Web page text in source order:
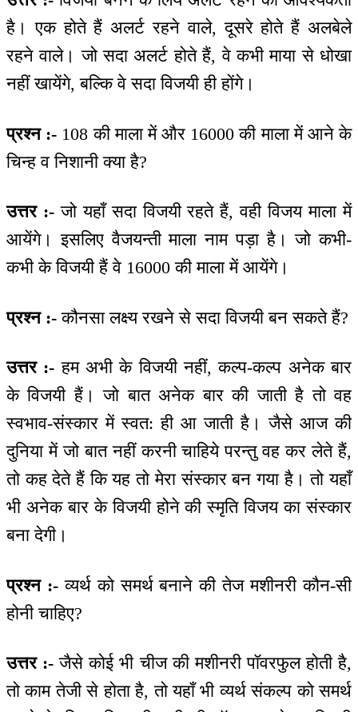
है। एक होते हैं अलर्ट रहने वाले, दूसरे होते हैं अलबेले
रहने वाले। जो सदा अलर्ट होते हैं, वे कभी माया से धोखा
नहीं खायेंगे, बल्कि वे सदा विजयी ही होंगे।
प्रश्न :- 108 की माला में और 16000 की माला में आने के
चिन्ह व निशानी क्या है?
उत्तर :-जो यहाँ सदा विजयी रहते हैं, वही विजय माला में
आयेंगे। इसलिए वैजयन्ती माला नाम पड़ा है। जो कभी-
कभी के विजयी हैं वे 16000 की माला में आयेंगे।
प्रश्न :- कौनसा लक्ष्य रखने से सदा विजयी बन सकते हैं?
उत्तर :- हम अभी के विजयी नहीं, कल्प-कल्प अनेक बार
के विजयी हैं। जो बात अनेक बार की जाती है तो वह
स्वभाव-संस्कार में स्वत: ही आ जाती है। जैसे आज की
दुनिया में जो बात नहीं करनी चाहिये परन्तु वह कर लेते हैं,
तो कह देते हैं कि यह तो मेरा संस्कार बन गया है। तो यहाँ
भी अनेक बार के विजयी होने की स्मृति विजय का संस्कार
बना देगी।
प्रश्न :-व्यर्थ को समर्थ बनाने की तेज मशीनरी कौन-सी
होनी चाहिए?
उत्तर :- जैसे कोई भी चीज की मशीनरी पॉवरफुल होती है,
तो काम तेजी से होता है, तो यहाँ भी व्यर्थ संकल्प को समर्थ